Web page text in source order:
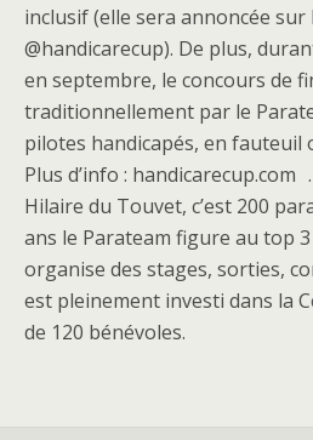
inclusif (elle sera annoncée
@handicarecup). De plus,
en septembre, le concours de
traditionnellement par le
pilotes handicapés, en fauteuil
Plus d’info : handicarecup.com
Hilaire du Touvet, c’est 200
ans le Parateam figure au top
organise des stages, sorties,
est pleinement investi dans la
de 120 bénévoles.